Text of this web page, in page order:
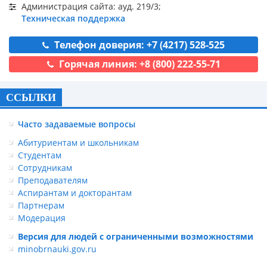
Администрация сайта: ауд. 219/3;
Техническая поддержка
Телефон доверия: +7 (4217) 528-525
Горячая линия: +8 (800) 222-55-71
ССЫЛКИ
Часто задаваемые вопросы
Абитуриентам и школьникам
Студентам
Сотрудникам
Преподавателям
Аспирантам и докторантам
Партнерам
Модерация
Версия для людей с ограниченными возможностями
minobrnauki.gov.ru